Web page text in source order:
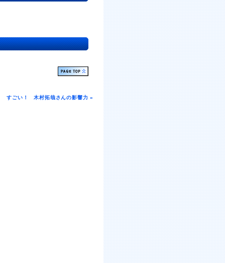
すごい！ 木村拓哉さんの影響力 »